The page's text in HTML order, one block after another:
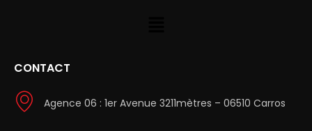
CONTACT
Agence 06 : 1er Avenue 3211mètres – 06510 Carros